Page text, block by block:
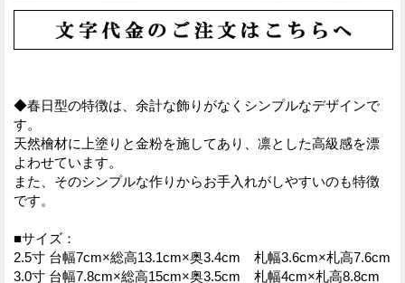
◆春日型の特徴は、余計な飾りがなくシンプルなデザインで
す。
天然檜材に上塗りと金粉を施してあり、凛とした高級感を漂
よわせています。
また、そのシンプルな作りからお手入れがしやすいのも特徴
です。
■サイズ：
2.5寸 台幅7cm×総高13.1cm×奥3.4cm 札幅3.6cm×札高7.6cm
3.0寸 台幅7.8cm×総高15cm×奥3.5cm 札幅4cm×札高8.8cm